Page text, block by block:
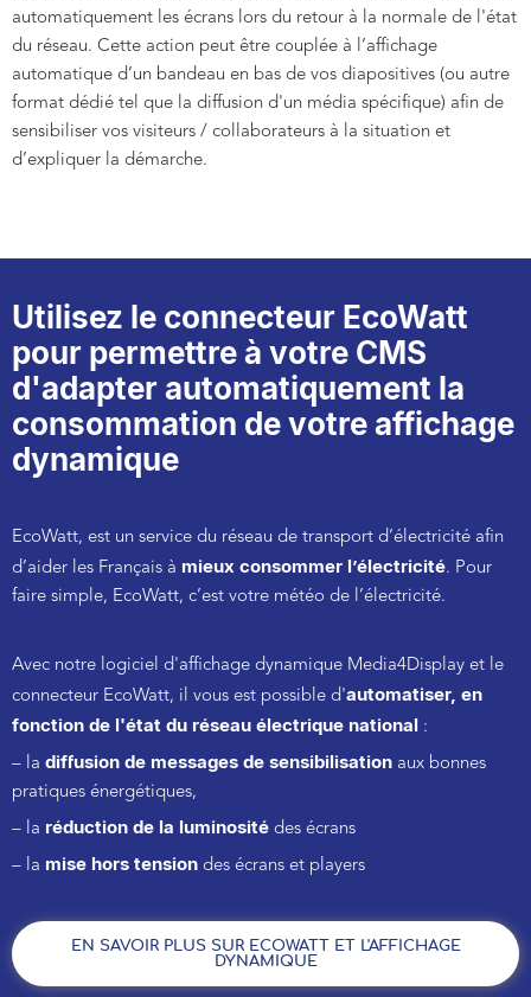
automatiquement les écrans lors du retour à la normale de l'état
du réseau. Cette action peut être couplée à l’affichage
automatique d’un bandeau en bas de vos diapositives (ou autre
format dédié tel que la diffusion d'un média spécifique) afin de
sensibiliser vos visiteurs / collaborateurs à la situation et
d’expliquer la démarche.
Utilisez le connecteur EcoWatt
pour permettre à votre CMS
d'adapter automatiquement la
consommation de votre affichage
dynamique
EcoWatt, est un service du réseau de transport d’électricité afin
d’aider les Français à mieux consommer l’électricité. Pour
faire simple, EcoWatt, c’est votre météo de l’électricité.
Avec notre logiciel d'affichage dynamique Media4Display et le
connecteur EcoWatt, il vous est possible d'automatiser, en
fonction de l'état du réseau électrique national :
– la diffusion de messages de sensibilisation aux bonnes
pratiques énergétiques,
– la réduction de la luminosité des écrans
– la mise hors tension des écrans et players
EN SAVOIR PLUS SUR ECOWATT ET L'AFFICHAGE
DYNAMIQUE